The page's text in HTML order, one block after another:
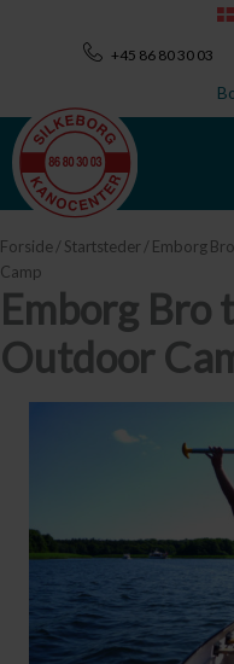
+45 86 80 30 03
Forside/ Startsteder / Emborg Bro
Camp
Emborg Bro
Outdoor